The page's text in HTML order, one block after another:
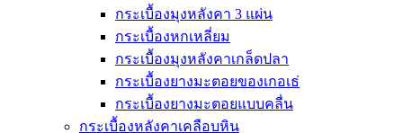
กระเบื้องมุงหลังคา 3 แผ่น
กระเบื้องหกเหลี่ยม
กระเบื้องมุงหลังคาเกล็ดปลา
กระเบื้องยางมะตอยของเกอเธ่
กระเบื้องยางมะตอยแบบคลื่น
กระเบื้องหลังคาเคลือบหิน